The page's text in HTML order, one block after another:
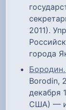
2011).
города
Borodin,
декабря
США) —